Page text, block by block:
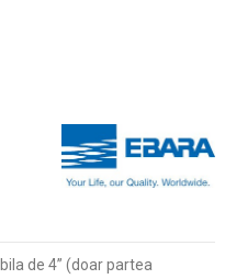
de 4” (doar partea